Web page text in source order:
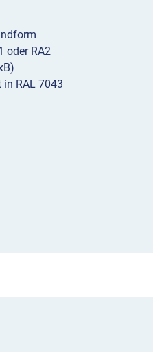
oder RA2
RAL 7043